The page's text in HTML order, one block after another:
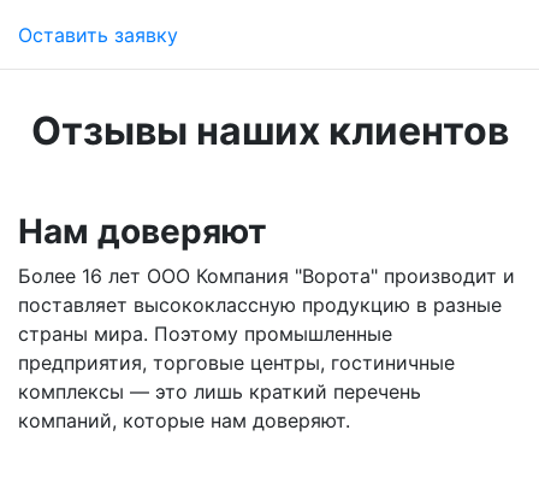
Оставить заявку
Отзывы наших клиентов
Нам доверяют
Более 16 лет ООО Компания "Ворота" производит и
поставляет высококлассную продукцию в разные
страны мира. Поэтому промышленные
предприятия, торговые центры, гостиничные
комплексы — это лишь краткий перечень
компаний, которые нам доверяют.